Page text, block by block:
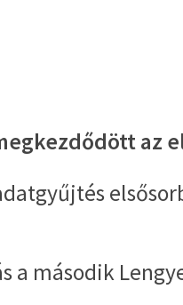
az
második